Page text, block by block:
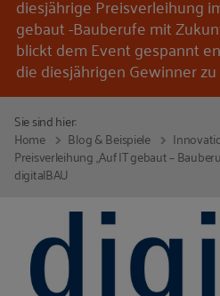
diesjährige Preisverleihung
gebaut -Bauberufe mit
blickt dem Event gespannt
die diesjährigen Gewinner
Sie sind hier:
Home
Blog & Beispiele
Preisverleihung „Auf IT gebaut –
digitalBAU